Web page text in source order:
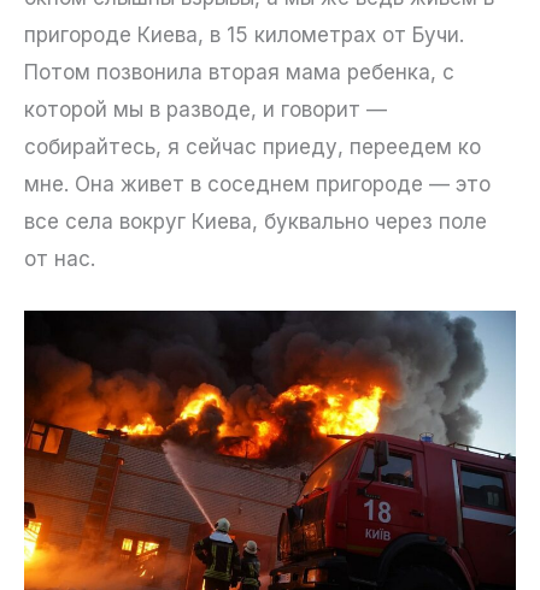
пригороде Киева, в 15 километрах от Бучи.
Потом позвонила вторая мама ребенка, с
которой мы в разводе, и говорит —
собирайтесь, я сейчас приеду, переедем ко
мне. Она живет в соседнем пригороде — это
все села вокруг Киева, буквально через поле
от нас.